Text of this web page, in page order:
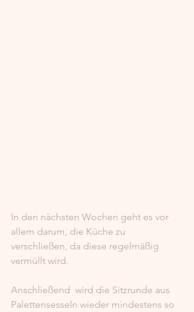
In den nächsten Wochen geht es vor
allem darum, die Küche zu
verschließen, da diese regelmäßig
vermüllt wird.
Anschließend  wird die Sitzrunde aus
Palettensesseln wieder mindestens so